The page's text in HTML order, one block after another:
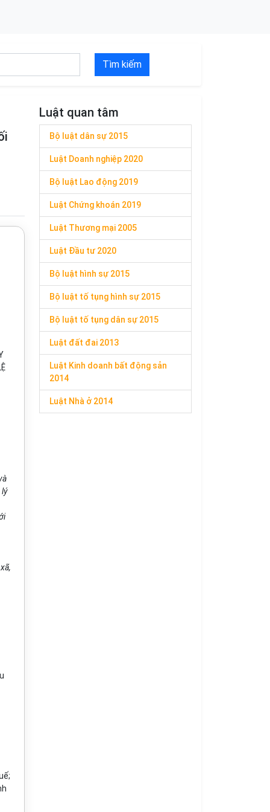
Tìm kiếm
Luật quan tâm
Bộ luật dân sự 2015
Luật Doanh nghiệp 2020
Bộ luật Lao động 2019
Luật Chứng khoán 2019
Luật Thương mại 2005
Luật Đầu tư 2020
Bộ luật hình sự 2015
Bộ luật tố tụng hình sự 2015
Bộ luật tố tụng dân sự 2015
Luật đất đai 2013
Luật Kinh doanh bất động sản
2014
Luật Nhà ở 2014